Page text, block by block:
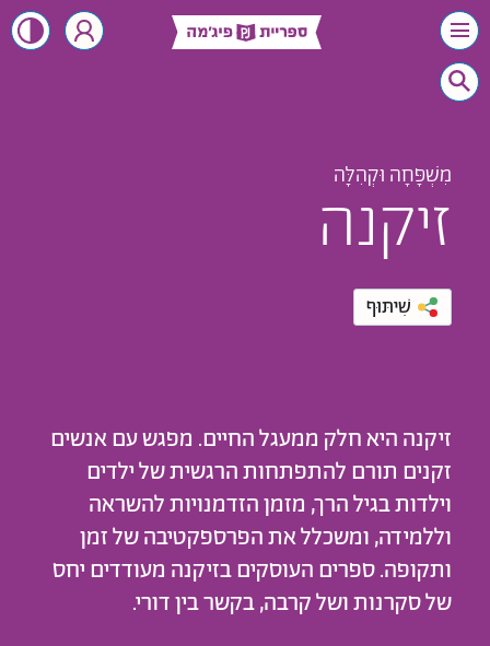
מִשְׁפָּחָה וּקְהִלָּה
זיקנה
שִׁיתּוּף
זיקנה היא חלק ממעגל החיים. מפגש עם אנשים
זקנים תורם להתפתחות הרגשית של ילדים
וילדות בגיל הרך, מזמן הזדמנויות להשראה
וללמידה, ומשכלל את הפרספקטיבה של זמן
ותקופה. ספרים העוסקים בזיקנה מעודדים יחס
של סקרנות ושל קרבה, בקשר בין דורי.